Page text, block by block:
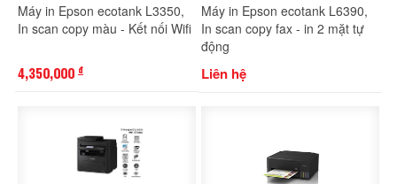
Máy in Epson ecotank L3350,
In scan copy màu - Kết nối Wifi
4,350,000 đ
Máy in Epson ecotank L6390,
In scan copy fax - in 2 mặt tự
động
Liên hệ